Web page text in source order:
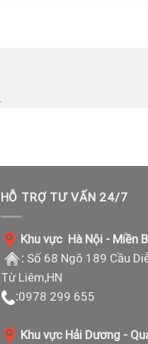
HỖ TRỢ TƯ VẤN 24/7
Khu vực Hà Nội - Miền
: Số 68 Ngõ 189 Cầu
Từ Liêm,HN
:0978 299 655
Khu vực Hải Dương -